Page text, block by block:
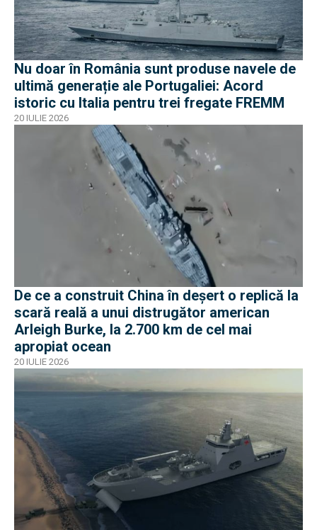
Nu doar în România sunt produse navele de
ultimă generație ale Portugaliei: Acord
istoric cu Italia pentru trei fregate FREMM
20 IULIE 2026
De ce a construit China în deșert o replică la
scară reală a unui distrugător american
Arleigh Burke, la 2.700 km de cel mai
apropiat ocean
20 IULIE 2026